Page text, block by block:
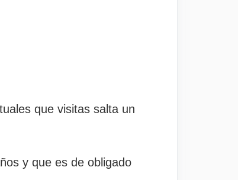
que visitas salta un
y que es de obligado